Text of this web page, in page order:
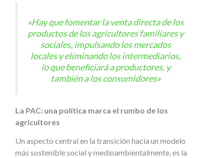
«Hay que fomentar la venta directa de los
productos de los agricultores familiares y
sociales, impulsando los mercados
locales y eliminando los intermediarios,
lo que beneficiará a productores, y
también a los consumidores»
La PAC: una política marca el rumbo de los
agricultores
Un aspecto central en la transición hacia un modelo
más sostenible social y medioambientalmente, es la